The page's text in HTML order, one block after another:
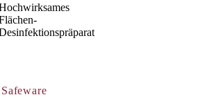
Safeware